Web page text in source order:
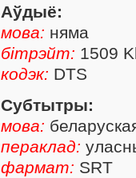
Аўдыё:
мова: няма
бітрэйт: 1509
кодэк: DTS
Субтытры:
мова:
пераклад:
фармат: SRT